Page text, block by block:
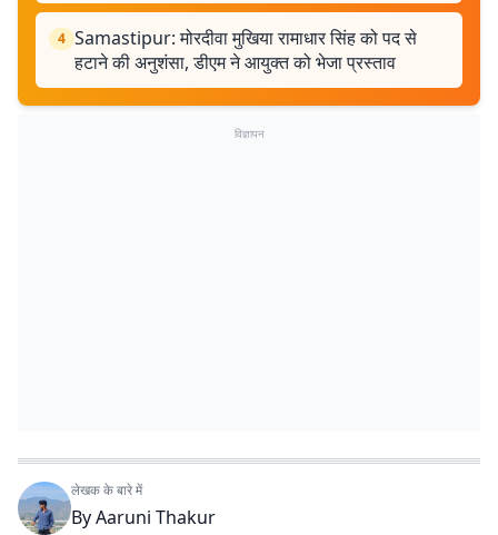
4 Samastipur: मोरदीवा मुखिया रामाधार सिंह को पद से
हटाने की अनुशंसा, डीएम ने आयुक्त को भेजा प्रस्ताव
विज्ञापन
लेखक के बारे में
ByAaruni Thakur